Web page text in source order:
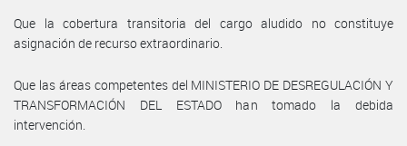
Que la cobertura transitoria del cargo aludido no constituye
asignación de recurso extraordinario.
Que las áreas competentes del MINISTERIO DE DESREGULACIÓN Y
TRANSFORMACIÓN DEL ESTADO han tomado la debida
intervención.